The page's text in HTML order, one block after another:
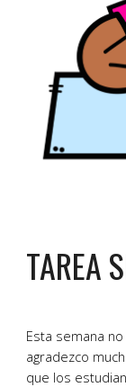
TAREA
Esta semana
agradezco
que los